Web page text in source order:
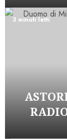
3 minuti letti